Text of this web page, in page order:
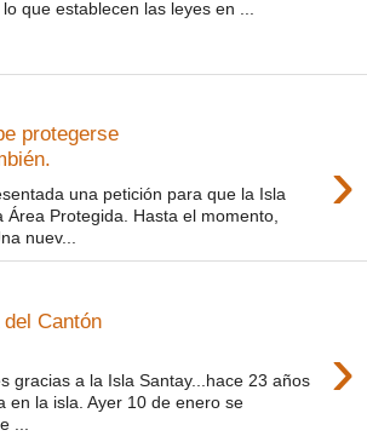
que establecen las leyes en ...
protegerse
›
una petición para que la Isla
Protegida. Hasta el momento,
nuev...
Cantón
›
gracias a la Isla Santay...hace 23 años
en la isla. Ayer 10 de enero se
...